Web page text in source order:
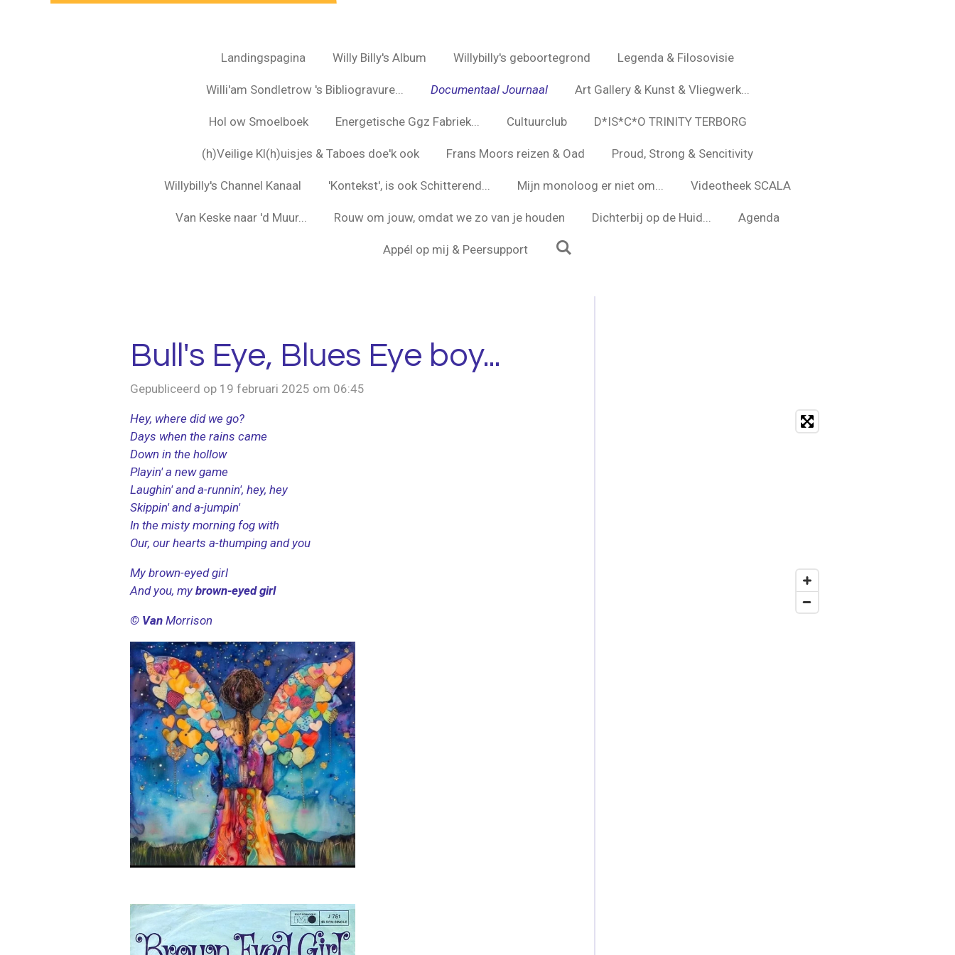
Landingspagina Willy Billy's Album Willybilly's geboortegrond Legenda & Filosovisie
Willi'am Sondletrow 's Bibliogravure... Documentaal Journaal Art Gallery & Kunst & Vliegwerk...
Hol ow Smoelboek Energetische Ggz Fabriek... Cultuurclub D*IS*C*O TRINITY TERBORG
(h)Veilige Kl(h)uisjes & Taboes doe'k ook Frans Moors reizen & Oad Proud, Strong & Sencitivity
Willybilly's Channel Kanaal 'Kontekst', is ook Schitterend... Mijn monoloog er niet om... Videotheek SCALA
Van Keske naar 'd Muur... Rouw om jouw, omdat we zo van je houden Dichterbij op de Huid... Agenda
Appél op mij & Peersupport
Bull's Eye, Blues Eye boy...
Gepubliceerd op 19 februari 2025 om 06:45
Hey, where did we go?
Days when the rains came
Down in the hollow
Playin' a new game
Laughin' and a-runnin', hey, hey
Skippin' and a-jumpin'
In the misty morning fog with
Our, our hearts a-thumping and you
My brown-eyed girl
And you, my brown-eyed girl
© Van Morrison